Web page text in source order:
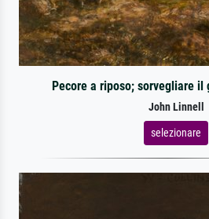
Pecore a riposo; sorvegliare il
John Linnell
selezionare